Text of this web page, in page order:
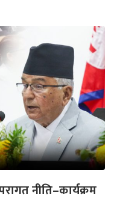
नीति–कार्यक्रम